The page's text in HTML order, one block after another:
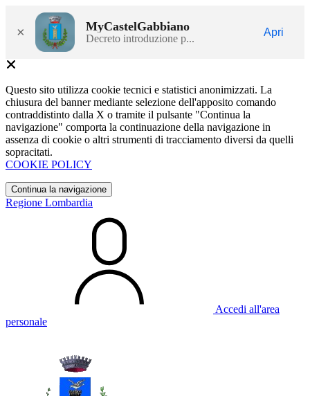
× MyCastelGabbiano
Decreto introduzione p...
Apri
Questo sito utilizza cookie tecnici e statistici anonimizzati. La
chiusura del banner mediante selezione dell'apposito comando
contraddistinto dalla X o tramite il pulsante "Continua la
navigazione" comporta la continuazione della navigazione in
assenza di cookie o altri strumenti di tracciamento diversi da quelli
sopracitati.
COOKIE POLICY
Continua la navigazione
Regione Lombardia
Accedi all'area
personale